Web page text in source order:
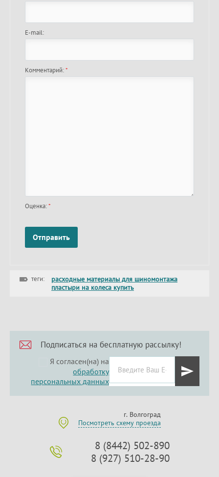
E-mail:
Комментарий:*
Оценка:*
теги:
расходные материалы для шиномонтажа
пластыри на колеса купить
Подписаться на бесплатную рассылку!
Я согласен(на) на
обработку
персональных данных
г. Волгоград
Посмотреть схему проезда
8 (8442) 502-890
8 (927) 510-28-90